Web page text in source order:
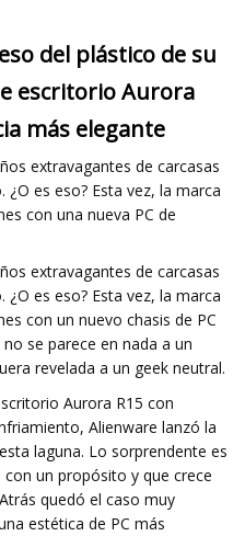
del plástico de su
escritorio Aurora
más elegante
extravagantes de carcasas
es eso? Esta vez, la marca
con una nueva PC de
extravagantes de carcasas
es eso? Esta vez, la marca
con un nuevo chasis de PC
se parece en nada a un
revelada a un geek neutral.
Aurora R15 con
Alienware lanzó la
laguna. Lo sorprendente es
un propósito y que crece
quedó el caso muy
estética de PC más